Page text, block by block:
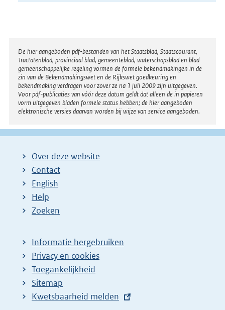
Disclaimer
De hier aangeboden pdf-bestanden van het Staatsblad, Staatscourant,
Tractatenblad, provinciaal blad, gemeenteblad, waterschapsblad en blad
gemeenschappelijke regeling vormen de formele bekendmakingen in de
zin van de Bekendmakingswet en de Rijkswet goedkeuring en
bekendmaking verdragen voor zover ze na 1 juli 2009 zijn uitgegeven.
Voor pdf-publicaties van vóór deze datum geldt dat alleen de in papieren
vorm uitgegeven bladen formele status hebben; de hier aangeboden
elektronische versies daarvan worden bij wijze van service aangeboden.
Over deze website
Contact
English
Help
Zoeken
Informatie hergebruiken
Privacy en cookies
Toegankelijkheid
Sitemap
E
Kwetsbaarheid melden